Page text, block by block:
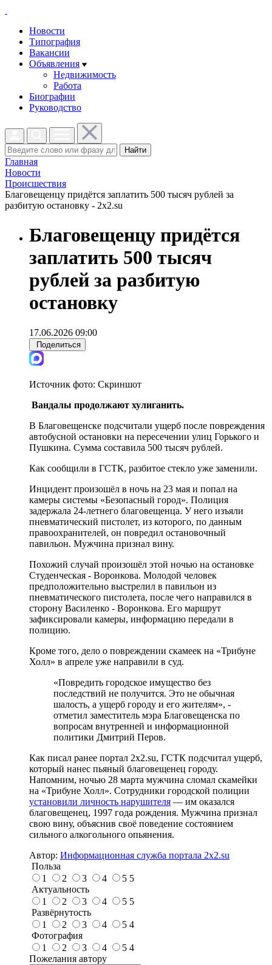
Новости
Типография
Вакансии
Объявления
Недвижимость
Работа
Биографии
Руководство
Найти
Главная
Новости
Проиcшествия
Благовещенцу придётся заплатить 500 тысяч рублей за
разбитую остановку - 2x2.su
Благовещенцу придётся
заплатить 500 тысяч
рублей за разбитую
остановку
17.06.2026 09:00
Поделиться
Источник фото: Скриншот
Вандалы продолжают хулиганить.
В Благовещенске подсчитали ущерб после повреждения
автобусной остановки на пересечении улиц Горького и
Пушкина. Сумма составила 500 тысяч рублей.
Как сообщили в ГСТК, разбитое стекло уже заменили.
Инцидент произошёл в ночь на 23 мая и попал на
камеры системы «Безопасный город». Полиция
задержала 24-летнего благовещенца. У него изъяли
пневматический пистолет, из которого, по данным
правоохранителей, он повредил остановочный
павильон. Мужчина признал вину.
Похожий случай произошёл этой ночью на остановке
Студенческая - Воронкова. Молодой человек
предположительно выстрелил в павильон из
пневматического пистолета, после чего направился в
сторону Василенко - Воронкова. Его маршрут
зафиксировали камеры, информацию передали в
полицию.
Кроме того, дело о повреждении скамеек на «Трибуне
Холл» в апреле уже направили в суд.
«Повредить городское имущество без
последствий не получится. Это не обычная
шалость, а ущерб городу и его жителям», -
отметил заместитель мэра Благовещенска по
вопросам внутренней и информационной
политики Дмитрий Перов.
Как писал ранее портал 2х2.su, ГСТК подсчитал ущерб,
который нанес пьяный благовещенец городу.
Напомним, ночью 28 марта мужчина сломал скамейки
на «Трибуне Холл». Сотрудники городской полиции
установили личность нарушителя — им оказался
благовещенец, 1997 года рождения. Мужчина признал
свою вину, объяснив своё поведение состоянием
сильного алкогольного опьянения.
Автор: Информационная служба портала 2x2.su
Польза
1
2 3 4 5 5
Актуальность
1
2 3 4 5 5
Развёрнутость
1
2 3 4 5 4
Фотография
1
2 3 4 5 4
Пожелания автору